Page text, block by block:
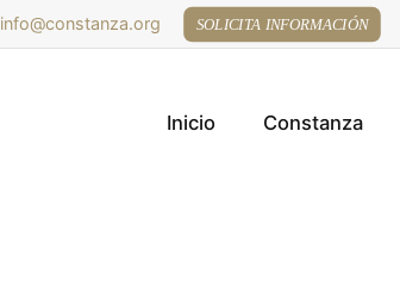
info@constanza.org SOLICITA INFORMACIÓN
Inicio Constanza